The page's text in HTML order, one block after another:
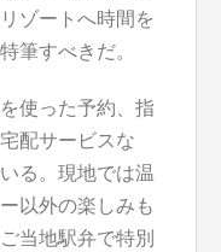
ゾートへ時間を
筆すべきだ。
使った予約、指
配サービスな
る。現地では温
以外の楽しみも
当地駅弁で特別